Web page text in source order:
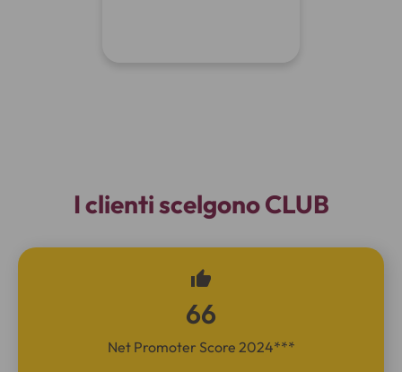
I clienti scelgono CLUB
66
Net Promoter Score 2024***